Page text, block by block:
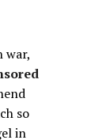
war,
so
in